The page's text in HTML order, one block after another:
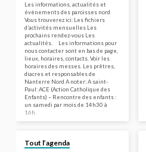
Les informations, actualités et
évènements des paroisses nord
Vous trouverez ici: Les fichiers
d’activités mensuelles Les
prochains rendez-vous Les
actualités. Les informations pour
nous contacter sont en bas de page,
lieux, horaires, contacts. Voir les
horaires des messes. Les prêtres,
diacres et responsables de
Nanterre Nord A noter: A saint-
Paul: ACE (Action Catholique des
Enfants) – Rencontre des enfants :
un samedi par mois de 14h30 à
16h.
Tout l’agenda